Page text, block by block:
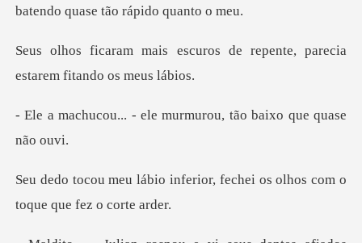
uros de repente, parecia
est
ele murmurou, tão bai
erior, fechei os olhos com o